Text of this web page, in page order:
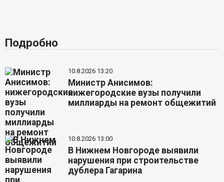
Подробно
10.8.2026 13:20
Министр Анисимов:
нижегородские вузы получили
миллиарды на ремонт общежитий
10.8.2026 13:00
В Нижнем Новгороде выявили
нарушения при строительстве
дублера Гагарина